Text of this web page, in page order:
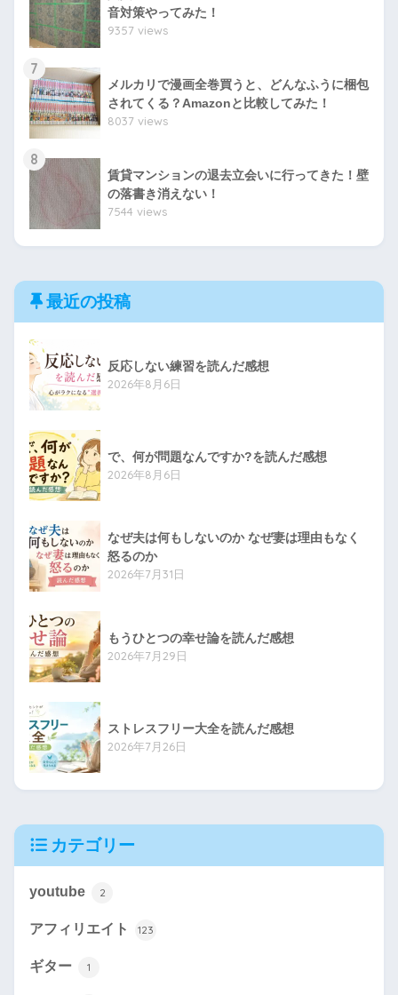
音対策やってみた！
9357 views
7
メルカリで漫画全巻買うと、どんなふうに梱包
されてくる？Amazonと比較してみた！
8037 views
8
賃貸マンションの退去立会いに行ってきた！壁
の落書き消えない！
7544 views
最近の投稿
反応しない練習を読んだ感想
2026年8月6日
で、何が問題なんですか?を読んだ感想
2026年8月6日
なぜ夫は何もしないのか なぜ妻は理由もなく
怒るのか
2026年7月31日
もうひとつの幸せ論を読んだ感想
2026年7月29日
ストレスフリー大全を読んだ感想
2026年7月26日
カテゴリー
youtube 2
アフィリエイト 123
ギター 1